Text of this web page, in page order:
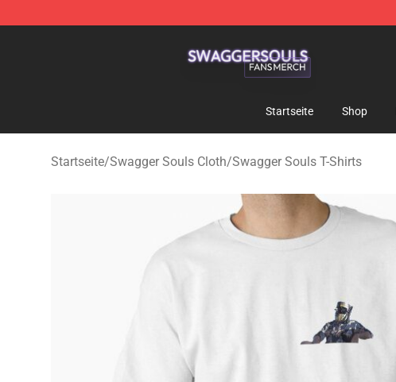
Startseite Shop
Startseite/Swagger Souls Cloth/Swagger Souls T-Shirts